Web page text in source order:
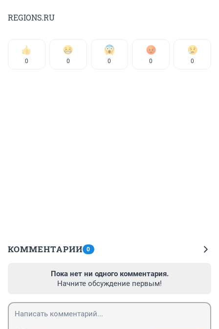
REGIONS.RU
0 0 0 0 0
КОММЕНТАРИИ 0
Пока нет ни одного комментария.
Начните обсуждение первым!